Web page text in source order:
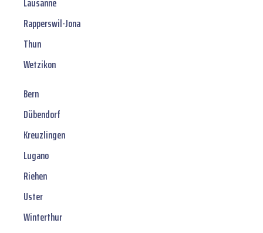
Rapperswil-Jona
Thun
Wetzikon
Bern
Dübendorf
Kreuzlingen
Lugano
Riehen
Uster
Winterthur